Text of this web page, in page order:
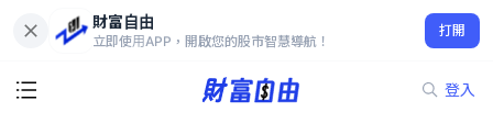
財富自由
立即使用APP，開啟您的股市智慧導航！
打開
登入
-